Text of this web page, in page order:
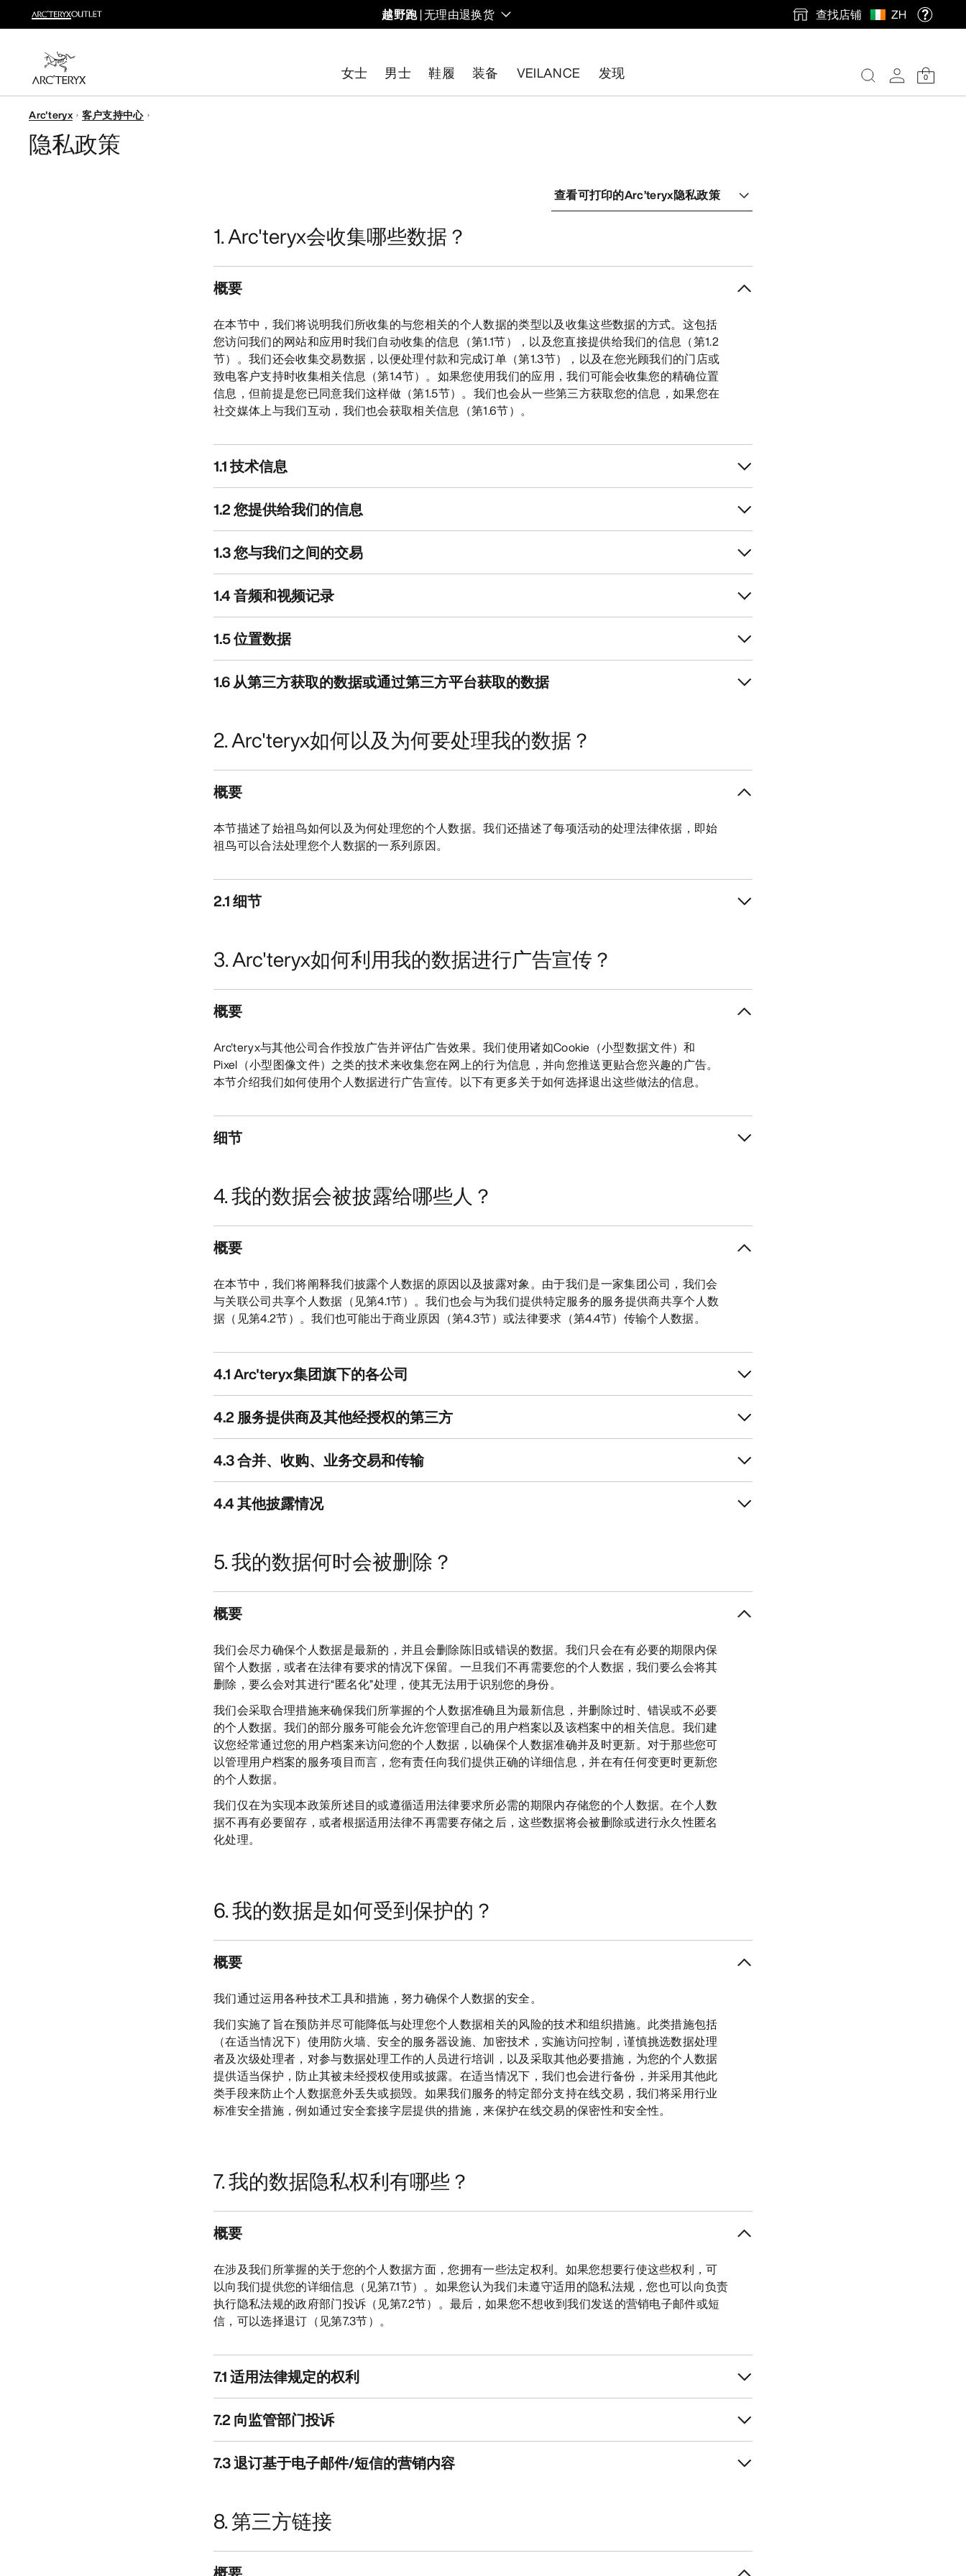
越野跑| 无理由退换货 查找店铺
ZH
打造全套越野跑装备
选购女士
无理由退换货
改变主意了？ 30天内购买的符合条件的商品可退换货。
女士 男士 鞋履 装备 VEILANCE 发现 0
Arc'teryx 客户支持中心
隐私政策
查看可打印的Arc’teryx隐私政策
1. Arc'teryx会收集哪些数据？
概要
在本节中，我们将说明我们所收集的与您相关的个人数据的类型以及收集这些数据的方式。这包括
您访问我们的网站和应用时我们自动收集的信息（第1.1节），以及您直接提供给我们的信息（第1.2
节）。我们还会收集交易数据，以便处理付款和完成订单（第1.3节），以及在您光顾我们的门店或
致电客户支持时收集相关信息（第1.4节）。如果您使用我们的应用，我们可能会收集您的精确位置
信息，但前提是您已同意我们这样做（第1.5节）。我们也会从一些第三方获取您的信息，如果您在
社交媒体上与我们互动，我们也会获取相关信息（第1.6节）。
1.1 技术信息
1.2 您提供给我们的信息
1.3 您与我们之间的交易
1.4 音频和视频记录
1.5 位置数据
1.6 从第三方获取的数据或通过第三方平台获取的数据
2. Arc'teryx如何以及为何要处理我的数据？
概要
本节描述了始祖鸟如何以及为何处理您的个人数据。我们还描述了每项活动的处理法律依据，即始
祖鸟可以合法处理您个人数据的一系列原因。
2.1 细节
3. Arc'teryx如何利用我的数据进行广告宣传？
概要
Arc'teryx与其他公司合作投放广告并评估广告效果。我们使用诸如Cookie（小型数据文件）和
Pixel（小型图像文件）之类的技术来收集您在网上的行为信息，并向您推送更贴合您兴趣的广告。
本节介绍我们如何使用个人数据进行广告宣传。以下有更多关于如何选择退出这些做法的信息。
细节
4. 我的数据会被披露给哪些人？
概要
在本节中，我们将阐释我们披露个人数据的原因以及披露对象。由于我们是一家集团公司，我们会
与关联公司共享个人数据（见第4.1节）。我们也会与为我们提供特定服务的服务提供商共享个人数
据（见第4.2节）。我们也可能出于商业原因（第4.3节）或法律要求（第4.4节）传输个人数据。
4.1 Arc'teryx集团旗下的各公司
4.2 服务提供商及其他经授权的第三方
4.3 合并、收购、业务交易和传输
4.4 其他披露情况
5. 我的数据何时会被删除？
概要
我们会尽力确保个人数据是最新的，并且会删除陈旧或错误的数据。我们只会在有必要的期限内保
留个人数据，或者在法律有要求的情况下保留。一旦我们不再需要您的个人数据，我们要么会将其
删除，要么会对其进行“匿名化”处理，使其无法用于识别您的身份。
我们会采取合理措施来确保我们所掌握的个人数据准确且为最新信息，并删除过时、错误或不必要
的个人数据。我们的部分服务可能会允许您管理自己的用户档案以及该档案中的相关信息。我们建
议您经常通过您的用户档案来访问您的个人数据，以确保个人数据准确并及时更新。对于那些您可
以管理用户档案的服务项目而言，您有责任向我们提供正确的详细信息，并在有任何变更时更新您
的个人数据。
我们仅在为实现本政策所述目的或遵循适用法律要求所必需的期限内存储您的个人数据。在个人数
据不再有必要留存，或者根据适用法律不再需要存储之后，这些数据将会被删除或进行永久性匿名
化处理。
6. 我的数据是如何受到保护的？
概要
我们通过运用各种技术工具和措施，努力确保个人数据的安全。
我们实施了旨在预防并尽可能降低与处理您个人数据相关的风险的技术和组织措施。此类措施包括
（在适当情况下）使用防火墙、安全的服务器设施、加密技术，实施访问控制，谨慎挑选数据处理
者及次级处理者，对参与数据处理工作的人员进行培训，以及采取其他必要措施，为您的个人数据
提供适当保护，防止其被未经授权使用或披露。在适当情况下，我们也会进行备份，并采用其他此
类手段来防止个人数据意外丢失或损毁。如果我们服务的特定部分支持在线交易，我们将采用行业
标准安全措施，例如通过安全套接字层提供的措施，来保护在线交易的保密性和安全性。
7. 我的数据隐私权利有哪些？
概要
在涉及我们所掌握的关于您的个人数据方面，您拥有一些法定权利。如果您想要行使这些权利，可
以向我们提供您的详细信息（见第7.1节）。如果您认为我们未遵守适用的隐私法规，您也可以向负责
执行隐私法规的政府部门投诉（见第7.2节）。最后，如果您不想收到我们发送的营销电子邮件或短
信，可以选择退订（见第7.3节）。
7.1 适用法律规定的权利
7.2 向监管部门投诉
7.3 退订基于电子邮件/短信的营销内容
8. 第三方链接